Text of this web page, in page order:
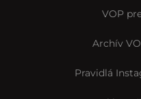
VOP
Archív
Pravidlá